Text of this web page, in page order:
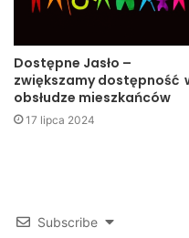
być próba wyłudzenia
Ministerstwo Cyfryzacji/
Dostępne Jasło –
zwiększamy dostępność
obsłudze mieszkańców
17 lipca 2024
Subscribe